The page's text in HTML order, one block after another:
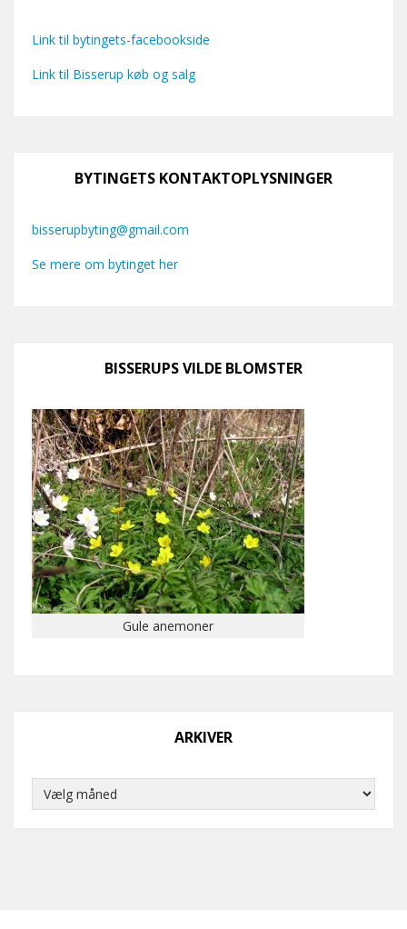
Link til bytingets-facebookside
Link til Bisserup køb og salg
BYTINGETS KONTAKTOPLYSNINGER
bisserupbyting@gmail.com
Se mere om bytinget her
BISSERUPS VILDE BLOMSTER
Gule anemoner
ARKIVER
Arkiver